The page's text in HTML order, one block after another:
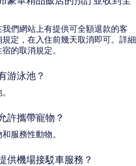
們網站上有提供可全額退款的客
定，在入住前幾天取消即可。詳細
的取消規定。
游泳池？
許攜帶寵物？
服務性動物。
供機場接駁車服務？